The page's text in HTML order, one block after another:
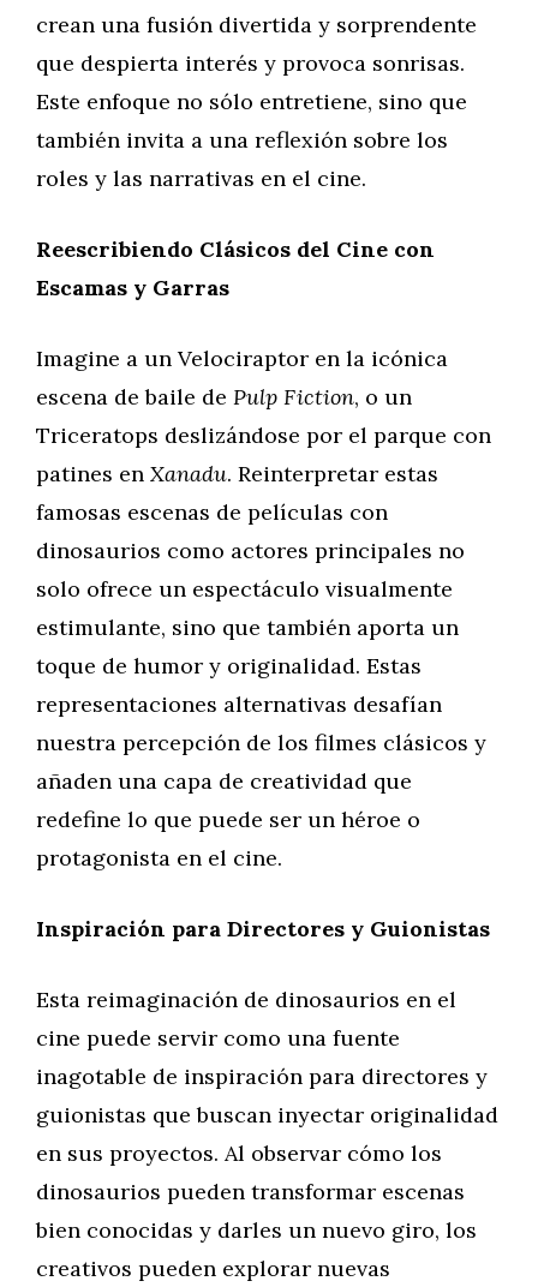
crean una fusión divertida y sorprendente
que despierta interés y provoca sonrisas.
Este enfoque no sólo entretiene, sino que
también invita a una reflexión sobre los
roles y las narrativas en el cine.
Reescribiendo Clásicos del Cine con
Escamas y Garras
Imagine a un Velociraptor en la icónica
escena de baile de Pulp Fiction, o un
Triceratops deslizándose por el parque con
patines en Xanadu. Reinterpretar estas
famosas escenas de películas con
dinosaurios como actores principales no
solo ofrece un espectáculo visualmente
estimulante, sino que también aporta un
toque de humor y originalidad. Estas
representaciones alternativas desafían
nuestra percepción de los filmes clásicos y
añaden una capa de creatividad que
redefine lo que puede ser un héroe o
protagonista en el cine.
Inspiración para Directores y Guionistas
Esta reimaginación de dinosaurios en el
cine puede servir como una fuente
inagotable de inspiración para directores y
guionistas que buscan inyectar originalidad
en sus proyectos. Al observar cómo los
dinosaurios pueden transformar escenas
bien conocidas y darles un nuevo giro, los
creativos pueden explorar nuevas